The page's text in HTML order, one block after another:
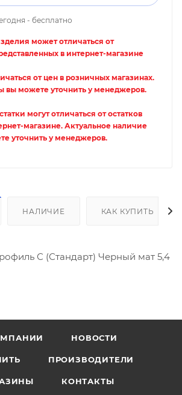
- бесплатно
может отличаться от
в интернет-магазине
от цен в розничных магазинах.
вы можете уточнить у менеджеров.
могут отличаться от остатков
магазине. Актуальное наличие
уточнить у менеджеров.
НАЛИЧИЕ КАК КУПИТЬ
С (Стандарт) Черный мат 5,4
НОВОСТИ
ПРОИЗВОДИТЕЛИ
КОНТАКТЫ